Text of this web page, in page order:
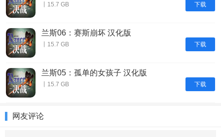
下载
丨15.7 GB
下载
兰斯06：赛斯崩坏 汉化版
丨15.7 GB
下载
兰斯05：孤单的女孩子 汉化版
丨15.7 GB
网友评论